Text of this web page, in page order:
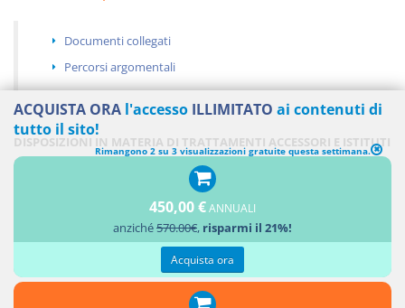
Documenti collegati
Percorsi argomentali
DISPOSIZIONI IN MATERIA DI TRATTAMENTI ACCESSORI E ISTITUTI
NORMATIVI PER I DIRIGENTI DELLE FORZE DI POLIZIA E DELLE
ACQUISTA ORA l'accesso ILLIMITATO ai contenuti di
tutto il sito!
Rimangono 2 su 3 visualizzazioni gratuite questa settimana.
450,00 €ANNUALI
anziché570.00€, risparmi il 21%!
Acquista ora